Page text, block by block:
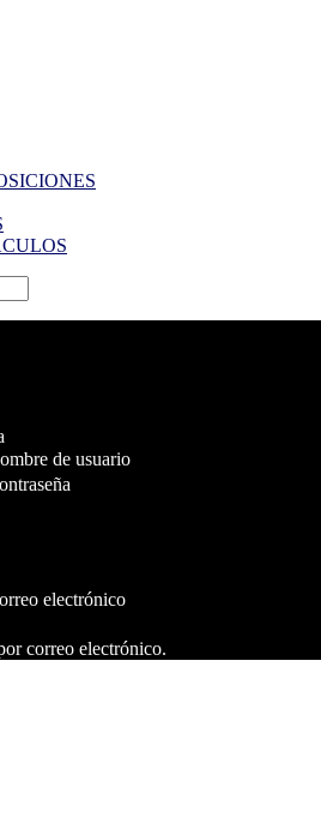
de usuario
electrónico
correo electrónico.